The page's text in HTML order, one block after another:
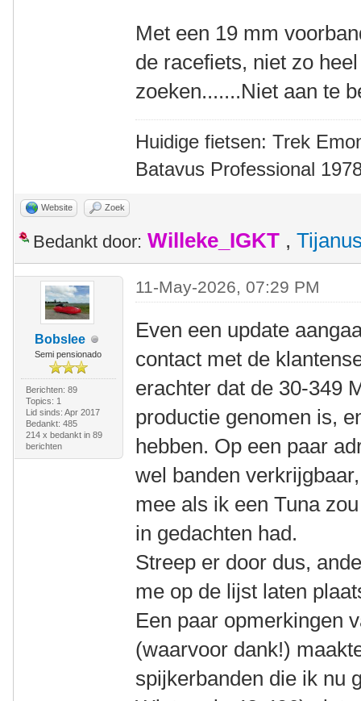
Met een 19 mm
de racefiets, niet zo
zoeken.......Niet aan te
Huidige fietsen: Trek
Batavus Professional
Website Zoek
Bedankt door: Willeke_IGKT ,
Bobslee
Semi pensionado
Berichten: 89
Topics: 1
Lid sinds: Apr 2017
Bedankt: 485
214 x bedankt in 89
berichten
11-May-2026, 07:29 PM
Even een update
contact met de
erachter dat de 30-349
productie genomen is,
hebben. Op een paar
wel banden
mee als ik een Tuna
in gedachten had.
Streep er door dus,
me op de lijst laten
Een paar opmerkingen
(waarvoor dank!)
spijkerbanden die ik nu